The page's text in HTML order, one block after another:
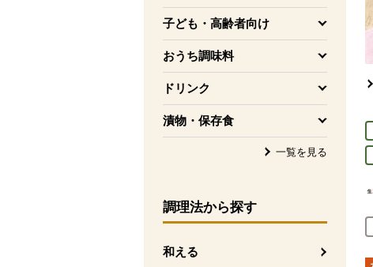
子ども・高齢者向け
を開く
おうち調味料
を開く
ドリンク
を開く
漬物・保存食
を開く
一覧を見る
調理法から探す
和える